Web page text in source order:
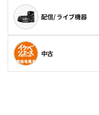
配信/ライブ機器
中古